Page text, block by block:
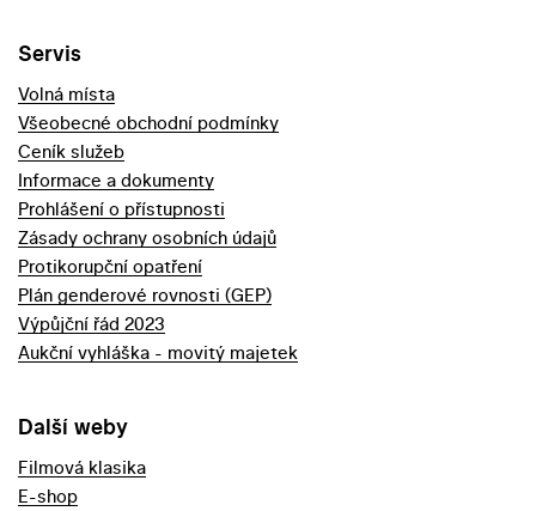
Servis
Volná místa
Všeobecné obchodní podmínky
Ceník služeb
Informace a dokumenty
Prohlášení o přístupnosti
Zásady ochrany osobních údajů
Protikorupční opatření
Plán genderové rovnosti (GEP)
Výpůjční řád 2023
Aukční vyhláška - movitý majetek
Další weby
Filmová klasika
E-shop